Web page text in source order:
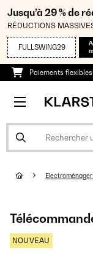
Jusqu’à 29 % de
RÉDUCTIONS
FULLSWING29
Paiements flexibles
Electroménager
NOUVEAU